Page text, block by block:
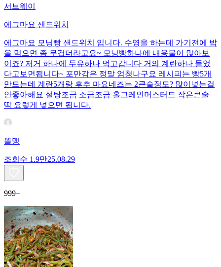
서브웨이
에그마요 샌드위치
에그마요 모닝빵 샌드위치 입니다. 수영을 하는데 가기전에 밥
을 먹으면 좀 무겁더라고요~ 모닝빵하나에 내용물이 많아보
이죠? 저거 하나에 두유하나 먹고갑니다 거의 계란하나 들었
다고보면됩니다~ 포만감은 정말 엄청나구요 레시피는 빵5개
만드는데 계란5개랑 후추 마요네즈는 2큰술정도? 많이넣는걸
안좋아해요 설탕조금 소금조금 홀그레인머스터드 작은큰술
딱 요렇게 넣으면 됩니다.
똘맹
조회수 1.9만25.08.29
999+